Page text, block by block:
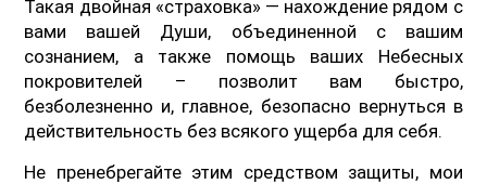
Такая двойная «страховка» — нахождение рядом с
вами вашей Души, объединенной с вашим
сознанием, а также помощь ваших Небесных
покровителей – позволит вам быстро,
безболезненно и, главное, безопасно вернуться в
действительность без всякого ущерба для себя.
Не пренебрегайте этим средством защиты, мои